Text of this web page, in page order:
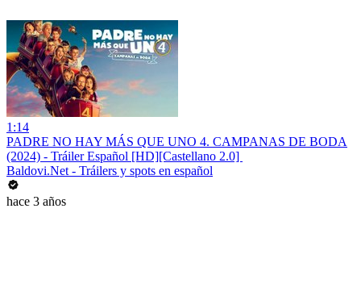
1:14
PADRE NO HAY MÁS QUE UNO 4. CAMPANAS DE BODA
(2024) - Tráiler Español [HD][Castellano 2.0] ️
Baldovi.Net - Tráilers y spots en español
hace 3 años